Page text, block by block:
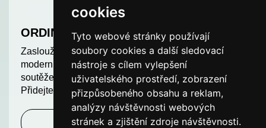
cookies
Tyto webové stránky používají
soubory cookies a další sledovací
nástroje s cílem vylepšení
uživatelského prostředí, zobrazení
přizpůsobeného obsahu a reklam,
analýzy návštěvnosti webových
stránek a zjištění zdroje návštěvnosti.
ORDINACE ROKU
Zasloužíte si uznání. Odměňujeme nejlepší a
moderní ordinace v České republice. Další ročník
soutěže ORDINACE ROKU je v plném proudu.
Přidejte se k nám a soutěžte o hodnotné ceny!
Zjistit více